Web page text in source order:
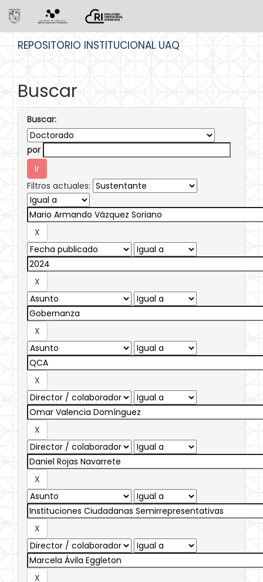
REPOSITORIO INSTITUCIONAL UAQ
Buscar
Buscar:
por
Filtros actuales: